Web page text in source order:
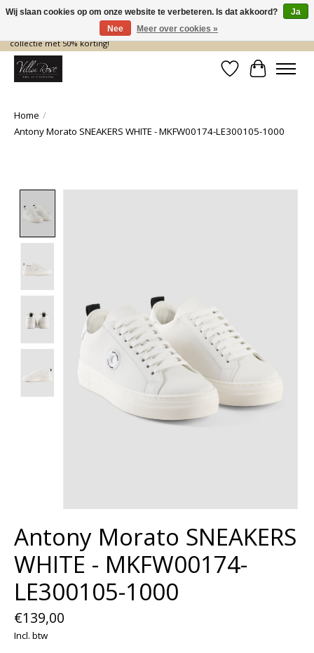
De nieuwe collectie komt eraan… en wij maken ruimte! Shop nu de zomer
collectie met 50% korting!
Verlanglijst
Home /
Antony Morato SNEAKERS WHITE - MKFW00174-LE300105-1000
Antony Morato SNEAKERS
WHITE - MKFW00174-
LE300105-1000
€139,00
Incl. btw
Wij slaan cookies op om onze website te verbeteren. Is dat akkoord?
Ja
Nee
Meer over cookies »